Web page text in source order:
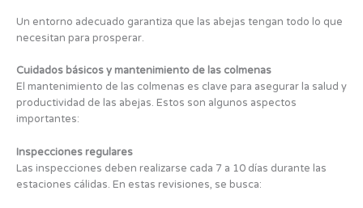
Un entorno adecuado garantiza que las abejas tengan todo lo que
necesitan para prosperar.
Cuidados básicos y mantenimiento de las colmenas
El mantenimiento de las colmenas es clave para asegurar la salud y
productividad de las abejas. Estos son algunos aspectos
importantes:
Inspecciones regulares
Las inspecciones deben realizarse cada 7 a 10 días durante las
estaciones cálidas. En estas revisiones, se busca: